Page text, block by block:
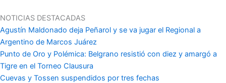
al
contenido
NOTICIAS DESTACADAS
Agustín Maldonado deja Peñarol y se va jugar el Regional a
Argentino de Marcos Juárez
Punto de Oro y Polémica: Belgrano resistió con diez y amargó a
Tigre en el Torneo Clausura
Cuevas y Tossen suspendidos por tres fechas